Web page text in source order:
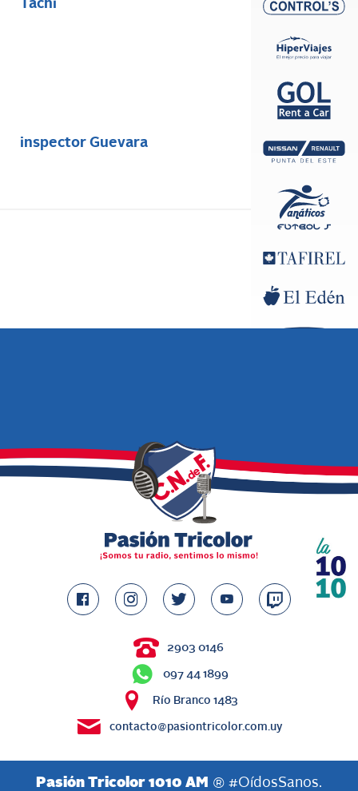
Tachi
inspector Guevara
2903 0146
097 44 1899
Río Branco 1483
contacto@pasiontricolor.com.uy
Pasión Tricolor 1010 AM ® #OídosSanos.